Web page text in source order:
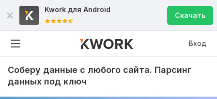
Kwork для Android
Скачать
Вход
Соберу данные с любого сайта. Парсинг
данных под ключ